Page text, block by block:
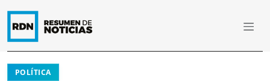
POLÍTICA